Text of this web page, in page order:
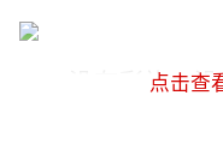
没有彩礼，
点击查